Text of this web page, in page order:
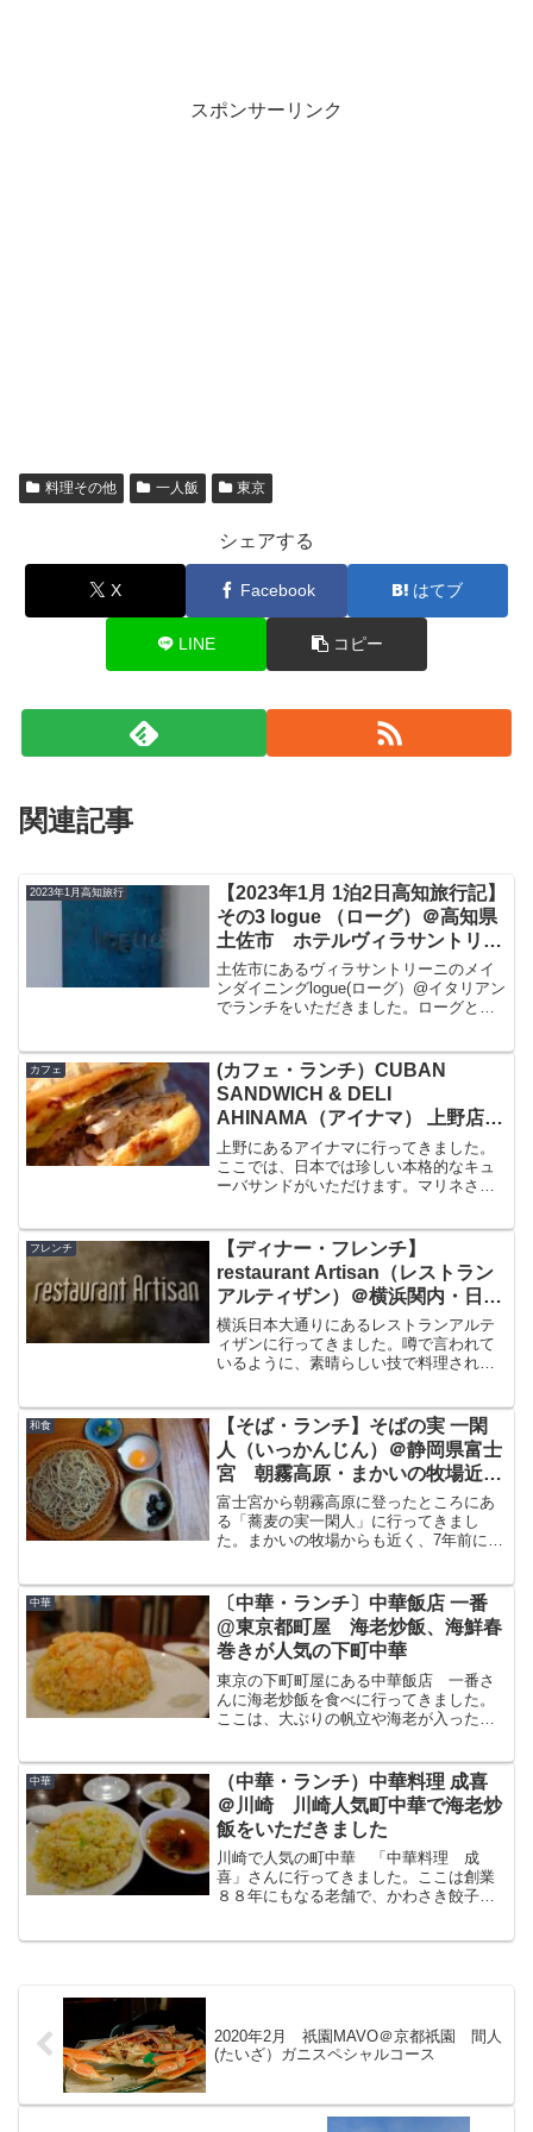
スポンサーリンク
料理その他 一人飯 東京
シェアする
X Facebook はてブ
LINE コピー
関連記事
2023年1月高知旅行
【2023年1月 1泊2日高知旅行記】
その3 logue （ローグ）＠高知県
土佐市 ホテルヴィラサントリー
ニのメインダイニングで感動のラ
ンチ
土佐市にあるヴィラサントリーニのメイ
ンダイニングlogue(ローグ）@イタリアン
でランチをいただきました。ローグとい
ローグの場所・アクセス、お店につい
て、値段の目安、料理、ヴィラサントリ
ーニの絶景、感動のランチをブログで紹
介したいと思います。
カフェ
(カフェ・ランチ）CUBAN
SANDWICH & DELI
AHINAMA（アイナマ） 上野店
@東京都上野 気軽にキューバサ
ンド エル・ク・パーノがいただ
けるお店
上野にあるアイナマに行ってきました。
ここでは、日本では珍しい本格的なキュ
ーバサンドがいただけます。マリネされ
どっしりとしていてとても美味しい。今
回はこのアイナマについて...
フレンチ
【ディナー・フレンチ】
restaurant Artisan（レストラン
アルティザン）＠横浜関内・日本
大通り ボリューム満点！がっつ
りクラシックフレンチの肉祭り
横浜日本大通りにあるレストランアルテ
ィザンに行ってきました。噂で言われて
いるように、素晴らしい技で料理された
で行った感想、料理についてなどの体験
談、個人的な口コミを書きたいと思いま
す。
和食
【そば・ランチ】そばの実 一閑
人（いっかんじん）＠静岡県富士
宮 朝霧高原・まかいの牧場近く
の美味しい蕎麦屋で絶品とろろ蕎
麦をいただきました
富士宮から朝霧高原に登ったところにあ
る「蕎麦の実一閑人」に行ってきまし
た。まかいの牧場からも近く、7年前に家
があったので訪問、今回も記憶に勝る美
味しい蕎麦がいただけまし...
中華
〔中華・ランチ〕中華飯店 一番
@東京都町屋 海老炒飯、海鮮春
巻きが人気の下町中華
東京の下町町屋にある中華飯店 一番さ
んに海老炒飯を食べに行ってきました。
ここは、大ぶりの帆立や海老が入った海
す。今回はランチタイムに行った一番さ
んについてブログで紹介した...
中華
（中華・ランチ）中華料理 成喜
＠川崎 川崎人気町中華で海老炒
飯をいただきました
川崎で人気の町中華 「中華料理 成
喜」さんに行ってきました。ここは創業
８８年にもなる老舗で、かわさき餃子み
2020年2月 祇園MAVO＠京都祇園 間人
(たいざ）ガニスペシャルコース